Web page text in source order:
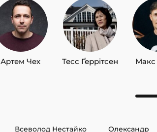
Артем Чех Тесс Ґеррітсен Макс
Всеволод Нестайко
Олександр